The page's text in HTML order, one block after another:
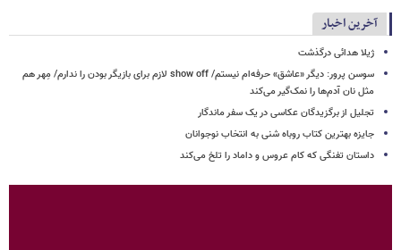
آخرین اخبار
ژیلا هدائی درگذشت
سوسن پرور: دیگر «عاشق» حرفه‌ام نیستم/ show off لازم برای بازیگر بودن را ندارم/ مِهر هم
مثل نان آدم‌ها را نمک‌گیر می‌کند
تجلیل از برگزیدگان عکاسی در یک سفر ماندگار
جایزه بهترین کتاب روباه شنی به انتخاب نوجوانان
داستان تفنگی که کام عروس و داماد را تلخ می‌کند